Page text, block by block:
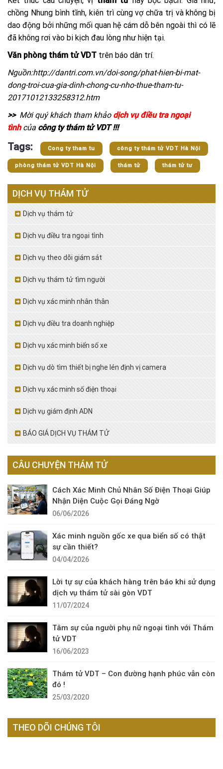
chồng Nhung bình tĩnh, kiên trì cùng vợ chữa trị và không bị
dao động bởi những mối quan hệ cám dỗ bên ngoài thì có lẽ
đã không rơi vào bi kịch đau lòng như hiện tại.
Văn phòng thám tử VDT trên báo dân trí.
Nguồn:http://dantri.com.vn/doi-song/phat-hien-bi-mat-
dong-troi-cua-gia-dinh-chong-cu-nho-thue-tham-tu-
20171012133258312.htm
>> Mời quý khách tham khảo dịch vụ điều tra ngoại
tình của công ty thám tử VDT !!!
Tags: Cong ty tham tu công ty thám tử VDT Hà Nội
phòng thám tử VDT Hà Nội thám tử thám tử tư
DỊCH VỤ THÁM TỬ
Dịch vụ thám tử
Dịch vụ điều tra ngoại tình
Dịch vụ theo dõi giám sát
Dịch vụ thám tử tìm người
Dịch vụ xác minh nhân thân
Dịch vụ điều tra doanh nghiệp
Dịch vụ xác minh biển số xe
Dịch vụ dò tìm thiết bị nghe lén định vị camera
Dịch vụ xác minh số điện thoại
Dịch vụ giám định ADN
BÁO GIÁ DỊCH VỤ THÁM TỬ
CÂU CHUYỆN THÁM TỬ
Cách Xác Minh Chủ Nhân Số Điện Thoại Giúp
Nhận Diện Cuộc Gọi Đáng Ngờ
06/06/2026
Xác minh nguồn gốc xe qua biển số có thật
sự cần thiết?
04/04/2026
Lời tự sự của khách hàng trên báo khi sử dụng
dịch vụ thám tử sài gòn VDT
11/07/2024
Tâm sự của người phụ nữ ngoại tình với Thám
tử VDT
16/06/2023
Thám tử VDT – Con đường hạnh phúc vẫn còn
đó !
25/03/2020
THEO DÕI CHÚNG TÔI